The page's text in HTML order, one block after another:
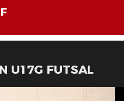
U17G FUTSAL